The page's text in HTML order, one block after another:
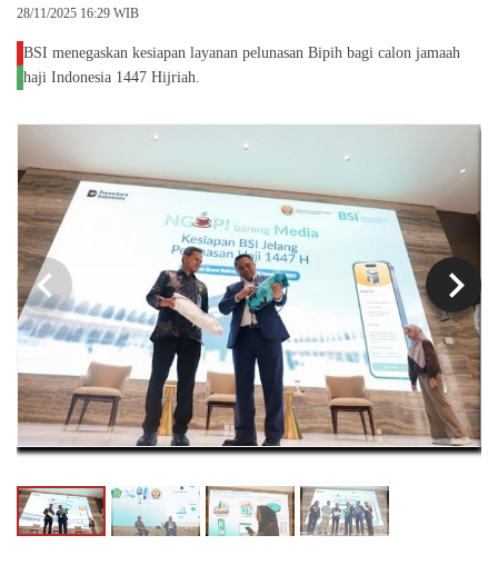
28/11/2025 16:29 WIB
BSI menegaskan kesiapan layanan pelunasan Bipih bagi calon jamaah
haji Indonesia 1447 Hijriah.
chevron_right
chevron_left